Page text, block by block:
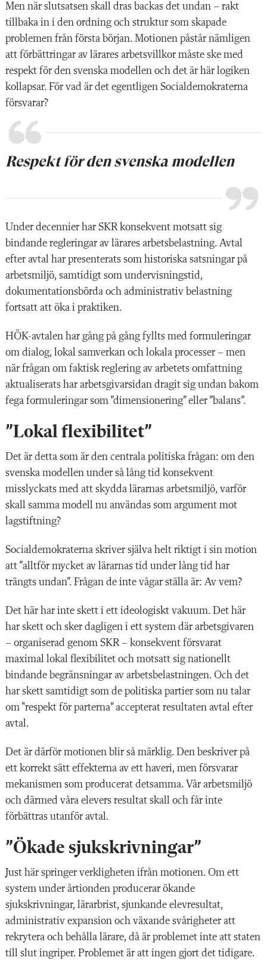
Men när slutsatsen skall dras backas det undan – rakt
tillbaka in i den ordning och struktur som skapade
problemen från första början. Motionen påstår nämligen
att förbättringar av lärares arbetsvillkor måste ske med
respekt för den svenska modellen och det är här logiken
kollapsar. För vad är det egentligen Socialdemokraterna
försvarar?
Respekt för den svenska modellen
Under decennier har SKR konsekvent motsatt sig
bindande regleringar av lärares arbetsbelastning. Avtal
efter avtal har presenterats som historiska satsningar på
arbetsmiljö, samtidigt som undervisningstid,
dokumentationsbörda och administrativ belastning
fortsatt att öka i praktiken.
HÖK-avtalen har gång på gång fyllts med formuleringar
om dialog, lokal samverkan och lokala processer – men
när frågan om faktisk reglering av arbetets omfattning
aktualiserats har arbetsgivarsidan dragit sig undan bakom
fega formuleringar som ”dimensionering” eller ”balans”.
”Lokal flexibilitet”
Det är detta som är den centrala politiska frågan: om den
svenska modellen under så lång tid konsekvent
misslyckats med att skydda lärarnas arbetsmiljö, varför
skall samma modell nu användas som argument mot
lagstiftning?
Socialdemokraterna skriver själva helt riktigt i sin motion
att ”alltför mycket av lärarnas tid under lång tid har
trängts undan”. Frågan de inte vågar ställa är: Av vem?
Det här har inte skett i ett ideologiskt vakuum. Det här
har skett och sker dagligen i ett system där arbetsgivaren
– organiserad genom SKR – konsekvent försvarat
maximal lokal flexibilitet och motsatt sig nationellt
bindande begränsningar av arbetsbelastningen. Och det
har skett samtidigt som de politiska partier som nu talar
om "respekt för parterna” accepterat resultaten avtal efter
avtal.
Det är därför motionen blir så märklig. Den beskriver på
ett korrekt sätt effekterna av ett haveri, men försvarar
mekanismen som producerat detsamma. Vår arbetsmiljö
och därmed våra elevers resultat skall och får inte
förbättras utanför avtal.
”Ökade sjukskrivningar”
Just här springer verkligheten ifrån motionen. Om ett
system under årtionden producerar ökande
sjukskrivningar, lärarbrist, sjunkande elevresultat,
administrativ expansion och växande svårigheter att
rekrytera och behålla lärare, då är problemet inte att staten
till slut ingriper. Problemet är att ingen gjort det tidigare.